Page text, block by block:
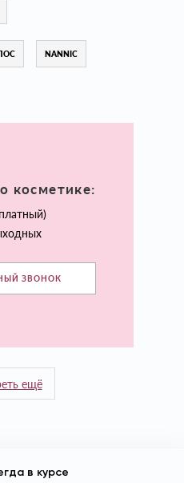
NANNIC
косметике:
ЗВОНОК
ещё
в курсе